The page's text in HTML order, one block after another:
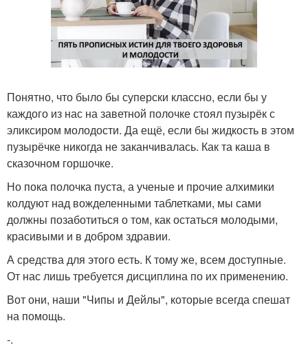
Понятно, что было бы суперски классно, если бы у
каждого из нас на заветной полочке стоял пузырёк с
эликсиром молодости. Да ещё, если бы жидкость в этом
пузырёчке никогда не заканчивалась. Как та каша в
сказочном горшочке.
Но пока полочка пуста, а ученые и прочие алхимики
колдуют над вожделенными таблетками, мы сами
должны позаботиться о том, как остаться молодыми,
красивыми и в добром здравии.
А средства для этого есть. К тому же, всем доступные.
От нас лишь требуется дисциплина по их применению.
Вот они, наши "Чипы и Дейлы", которые всегда спешат
на помощь.
-.